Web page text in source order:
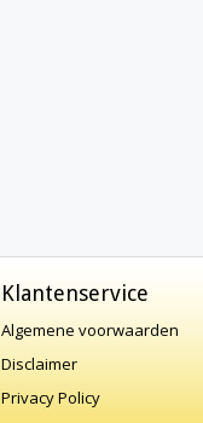
Klantenservice
Algemene voorwaarden
Disclaimer
Privacy Policy